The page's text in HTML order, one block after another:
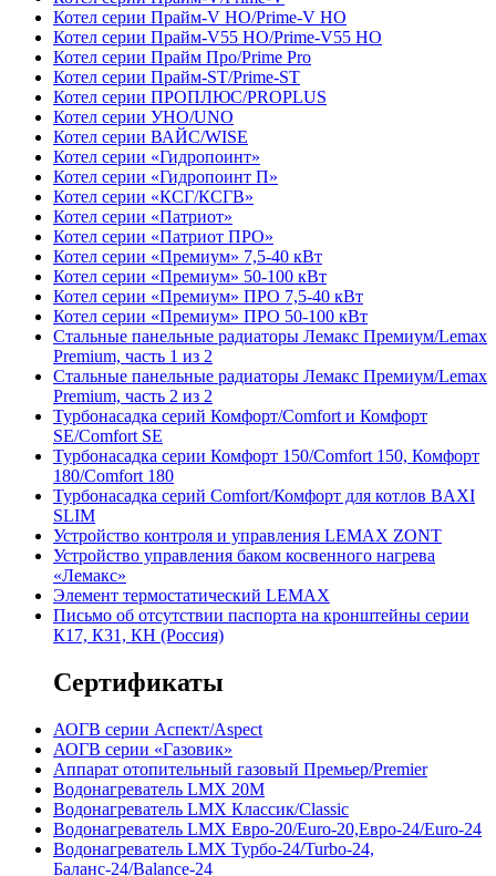
Котeл серии Прайм-V HO/Prime-V НО
Котeл серии Прайм-V55 HO/Prime-V55 НО
Котeл серии Прайм Про/Prime Pro
Котел серии Прайм-ST/Prime-ST
Котел серии ПРОПЛЮС/PROPLUS
Котел серии УНО/UNO
Котeл серии ВАЙС/WISE
Котел серии «Гидропоинт»
Котел серии «Гидропоинт П»
Котeл серии «КСГ/КСГВ»
Котел серии «Патриот»
Котел серии «Патриот ПРО»
Котел серии «Премиум» 7,5-40 кВт
Котел серии «Премиум» 50-100 кВт
Котел серии «Премиум» ПРО 7,5-40 кВт
Котел серии «Премиум» ПРО 50-100 кВт
Стальные панельные радиаторы Лемакс Премиум/Lemax
Premium, часть 1 из 2
Стальные панельные радиаторы Лемакс Премиум/Lemax
Premium, часть 2 из 2
Турбонасадка серий Комфорт/Comfort и Комфорт
SE/Comfort SE
Турбонасадка серии Комфорт 150/Comfort 150, Комфорт
180/Comfort 180
Турбонасадка серий Comfort/Комфорт для котлов BAXI
SLIM
Устройство контроля и управления LEMAX ZONT
Устройство управления баком косвенного нагрева
«Лемакс»
Элемент термостатический LEMAX
Письмо об отсутствии паспорта на кронштейны серии
К17, К31, КН (Россия)
Сертификаты
АОГВ серии Аспект/Aspect
АОГВ серии «Газовик»
Аппарат отопительный газовый Премьер/Premier
Водонагреватель LMX 20М
Водонагреватель LMX Классик/Classic
Водонагреватель LMX Евро-20/Euro-20,Евро-24/Euro-24
Водонагреватель LMX Турбо-24/Turbo-24,
Баланс-24/Balance-24